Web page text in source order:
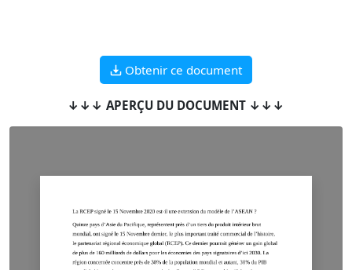
Obtenir ce document
↓↓↓ APERÇU DU DOCUMENT ↓↓↓